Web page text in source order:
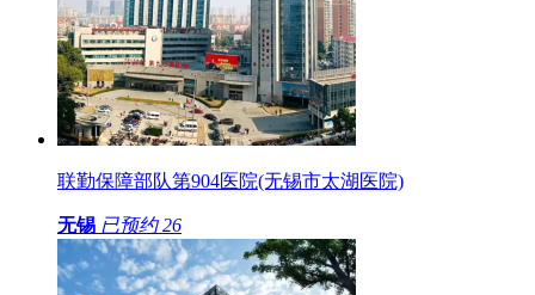
联勤保障部队第904医院(无锡市太湖医院)
无锡 已预约 26